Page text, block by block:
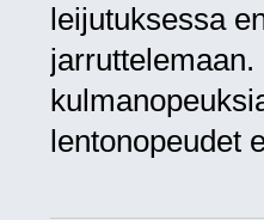
leijutuksessa
lentonopeudet